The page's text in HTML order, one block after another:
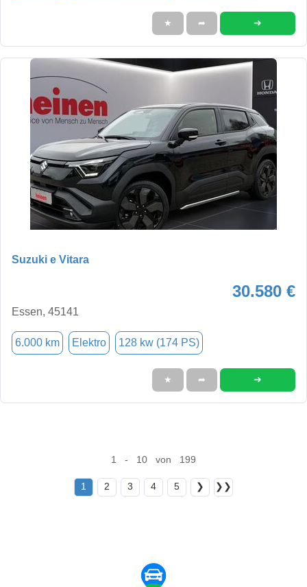
★ ➦ ➜
Suzuki e Vitara
30.580 €
Essen, 45141
6.000 km Elektro 128 kw (174 PS)
★ ➦ ➜
1 - 10 von 199
1 2 3 4 5 ❯ ❯❯